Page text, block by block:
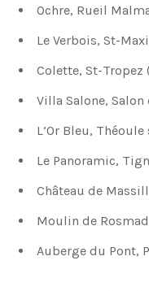
Ochre, Rueil
Le Verbois, St-
Colette, St-Tropez
Villa Salone, Salon
L’Or Bleu,
Le Panoramic,
Château de
Moulin de
Auberge du Pont,